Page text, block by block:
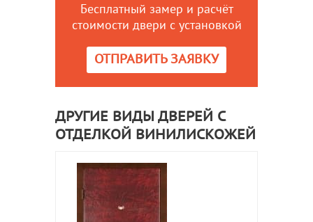
Бесплатный замер и расчёт
стоимости двери с установкой
ОТПРАВИТЬ ЗАЯВКУ
ДРУГИЕ ВИДЫ ДВЕРЕЙ С
ОТДЕЛКОЙ ВИНИЛИСКОЖЕЙ